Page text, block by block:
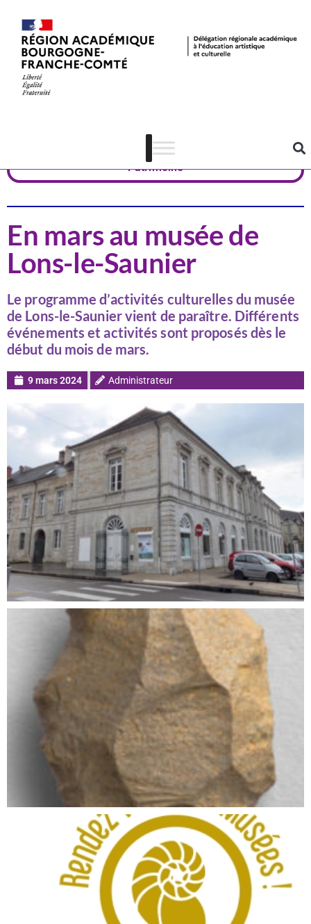
Patrimoine
En mars au musée de
Lons-le-Saunier
Le programme d’activités culturelles du musée
de Lons-le-Saunier vient de paraître. Différents
événements et activités sont proposés dès le
début du mois de mars.
9 mars 2024 Administrateur